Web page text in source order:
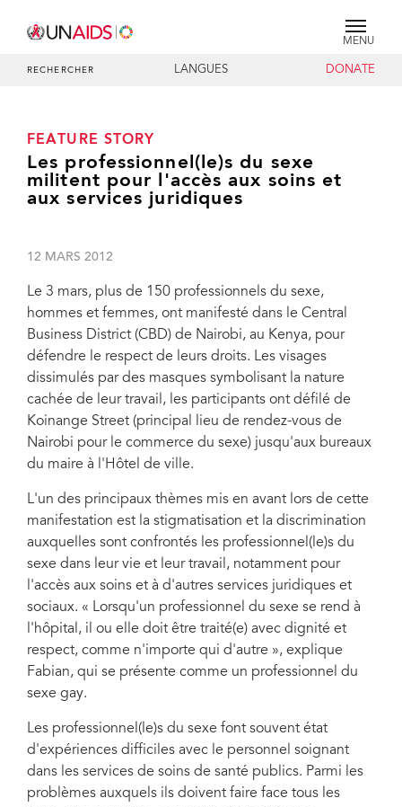
MENU
RECHERCHER LANGUES DONATE
FEATURE STORY
Les professionnel(le)s du sexe
militent pour l'accès aux soins et
aux services juridiques
12 MARS 2012
Le 3 mars, plus de 150 professionnels du sexe,
hommes et femmes, ont manifesté dans le Central
Business District (CBD) de Nairobi, au Kenya, pour
défendre le respect de leurs droits. Les visages
dissimulés par des masques symbolisant la nature
cachée de leur travail, les participants ont défilé de
Koinange Street (principal lieu de rendez-vous de
Nairobi pour le commerce du sexe) jusqu'aux bureaux
du maire à l'Hôtel de ville.
L'un des principaux thèmes mis en avant lors de cette
manifestation est la stigmatisation et la discrimination
auxquelles sont confrontés les professionnel(le)s du
sexe dans leur vie et leur travail, notamment pour
l'accès aux soins et à d'autres services juridiques et
sociaux. « Lorsqu'un professionnel du sexe se rend à
l'hôpital, il ou elle doit être traité(e) avec dignité et
respect, comme n'importe qui d'autre », explique
Fabian, qui se présente comme un professionnel du
sexe gay.
Les professionnel(le)s du sexe font souvent état
d'expériences difficiles avec le personnel soignant
dans les services de soins de santé publics. Parmi les
problèmes auxquels ils doivent faire face tous les